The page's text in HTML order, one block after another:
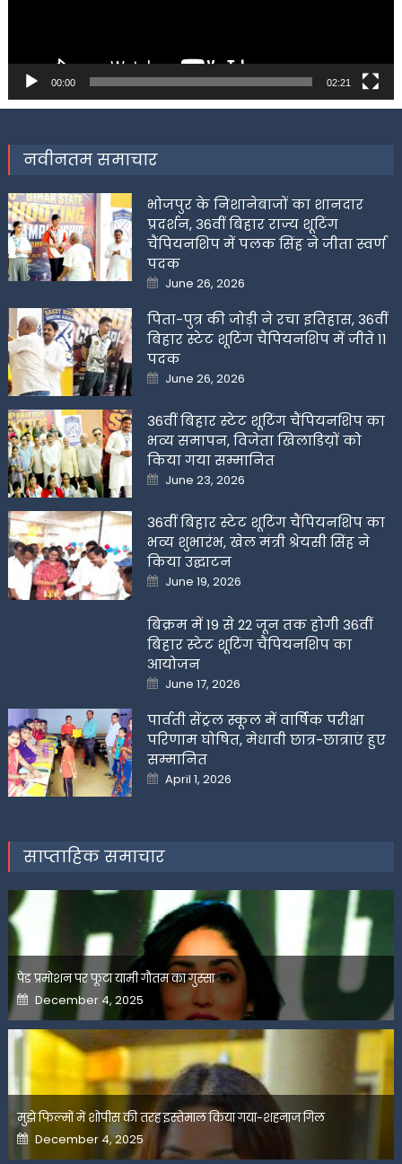
00:00 02:21
नवीनतम समाचार
भोजपुर के निशानेबाजों का शानदार
प्रदर्शन, 36वीं बिहार राज्य शूटिंग
चैंपियनशिप में पलक सिंह ने जीता स्वर्ण
पदक
Posted
on
June 26, 2026
पिता-पुत्र की जोड़ी ने रचा इतिहास, 36वीं
बिहार स्टेट शूटिंग चैंपियनशिप में जीते 11
पदक
Posted
on
June 26, 2026
36वीं बिहार स्टेट शूटिंग चैंपियनशिप का
भव्य समापन, विजेता खिलाडिय़ों को
किया गया सम्मानित
Posted
on
June 23, 2026
36वीं बिहार स्टेट शूटिंग चैंपियनशिप का
भव्य शुभारंभ, खेल मंत्री श्रेयसी सिंह ने
किया उद्घाटन
Posted
on
June 19, 2026
बिक्रम में 19 से 22 जून तक होगी 36वीं
बिहार स्टेट शूटिंग चैंपियनशिप का
आयोजन
Posted
on
June 17, 2026
पार्वती सेंट्रल स्कूल में वार्षिक परीक्षा
परिणाम घोषित, मेधावी छात्र-छात्राएं हुए
सम्मानित
Posted
on
April 1, 2026
साप्ताहिक समाचार
पेड प्रमोशन पर फूटा यामी गौतम का गुस्सा
Posted
on
December 4, 2025
मुझे फिल्मों में शोपीस की तरह इस्तेमाल किया गया-शहनाज गिल
Posted
on
December 4, 2025